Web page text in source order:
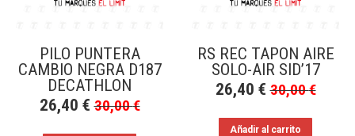
PILO PUNTERA
CAMBIO NEGRA D187
DECATHLON
26,40 € 30,00€
RS REC TAPON AIRE
SOLO-AIR SID’17
26,40 € 30,00€
Añadir al carrito